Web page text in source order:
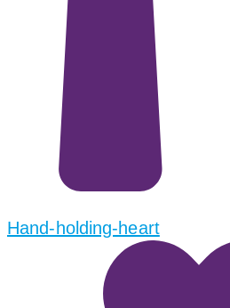
Hand-holding-heart